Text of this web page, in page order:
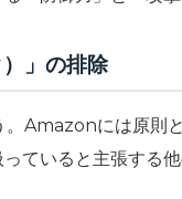
」の排除
Amazonには原則
ていると主張する